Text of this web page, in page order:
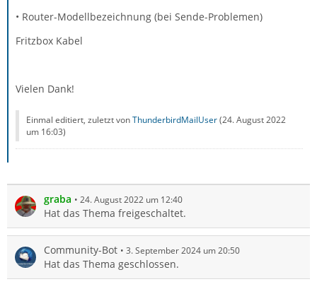
• Router-Modellbezeichnung (bei Sende-Problemen)
Fritzbox Kabel
Vielen Dank!
Einmal editiert, zuletzt vonThunderbirdMailUser(24. August 2022
um 16:03)
graba 24. August 2022 um 12:40
Hat das Thema freigeschaltet.
Community-Bot 3. September 2024 um 20:50
Hat das Thema geschlossen.